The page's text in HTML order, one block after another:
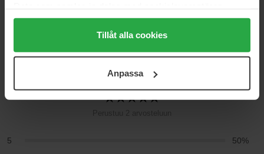
Genom att trycka på "Tillåt alla cookies" accepterar du
alla cookies, medan du under "Detaljer" kan anpassa
användningen av cookies. Du kan när som helst återkalla
samt vår Integritetspolicy.
Tillåt alla cookies
Anpassa
4.5
5
50%